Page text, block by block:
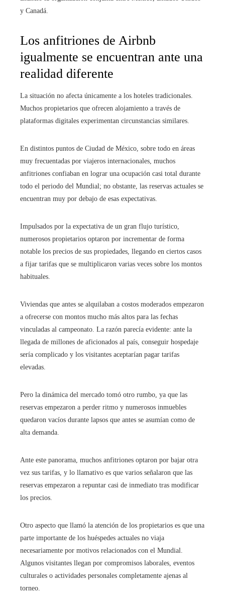
y Canadá.
Los anfitriones de Airbnb
igualmente se encuentran ante una
realidad diferente
La situación no afecta únicamente a los hoteles tradicionales.
Muchos propietarios que ofrecen alojamiento a través de
plataformas digitales experimentan circunstancias similares.
En distintos puntos de Ciudad de México, sobre todo en áreas
muy frecuentadas por viajeros internacionales, muchos
anfitriones confiaban en lograr una ocupación casi total durante
todo el periodo del Mundial; no obstante, las reservas actuales se
encuentran muy por debajo de esas expectativas.
Impulsados por la expectativa de un gran flujo turístico,
numerosos propietarios optaron por incrementar de forma
notable los precios de sus propiedades, llegando en ciertos casos
a fijar tarifas que se multiplicaron varias veces sobre los montos
habituales.
Viviendas que antes se alquilaban a costos moderados empezaron
a ofrecerse con montos mucho más altos para las fechas
vinculadas al campeonato. La razón parecía evidente: ante la
llegada de millones de aficionados al país, conseguir hospedaje
sería complicado y los visitantes aceptarían pagar tarifas
elevadas.
Pero la dinámica del mercado tomó otro rumbo, ya que las
reservas empezaron a perder ritmo y numerosos inmuebles
quedaron vacíos durante lapsos que antes se asumían como de
alta demanda.
Ante este panorama, muchos anfitriones optaron por bajar otra
vez sus tarifas, y lo llamativo es que varios señalaron que las
reservas empezaron a repuntar casi de inmediato tras modificar
los precios.
Otro aspecto que llamó la atención de los propietarios es que una
parte importante de los huéspedes actuales no viaja
necesariamente por motivos relacionados con el Mundial.
Algunos visitantes llegan por compromisos laborales, eventos
culturales o actividades personales completamente ajenas al
torneo.